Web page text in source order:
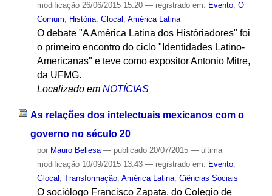
modificação26/06/2015 15:20 — registrado em: Evento, O
Comum, História, Glocal , América Latina
O debate "A América Latina dos Históriadores" foi
o primeiro encontro do ciclo "Identidades Latino-
Americanas" e teve como expositor Antonio Mitre,
da UFMG.
Localizado em NOTÍCIAS
As relações dos intelectuais mexicanos com o
governo no século 20
por Mauro Bellesa — publicado20/07/2015 — última
modificação10/09/2015 13:43 — registrado em: Evento,
Glocal , Transformação, América Latina, Ciências Sociais
O sociólogo Francisco Zapata, do Colegio de